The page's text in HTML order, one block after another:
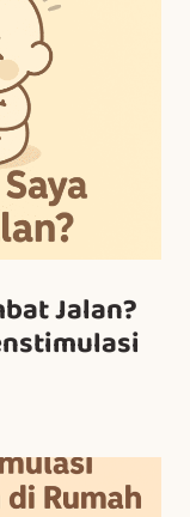
Jalan?